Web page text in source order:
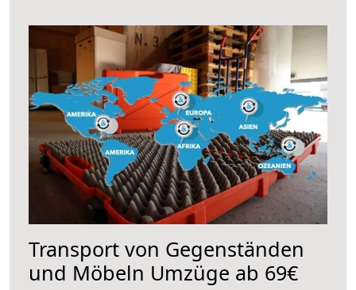
Transport von Gegenständen
und Möbeln Umzüge ab 69€